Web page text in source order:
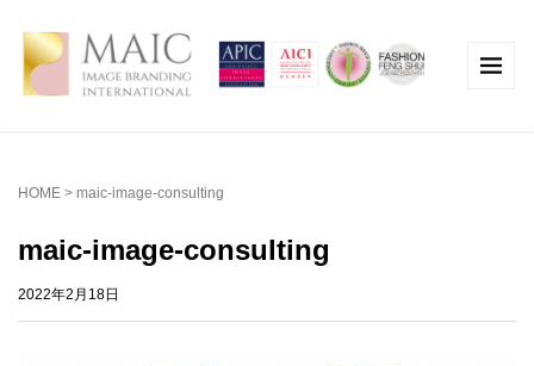
HOME > maic-image-consulting
maic-image-consulting
2022年2月18日